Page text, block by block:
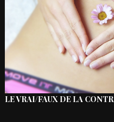
LE VRAI/FAUX DE LA